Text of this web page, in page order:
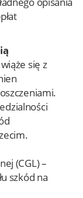
się z
(CGL) –
szkód na